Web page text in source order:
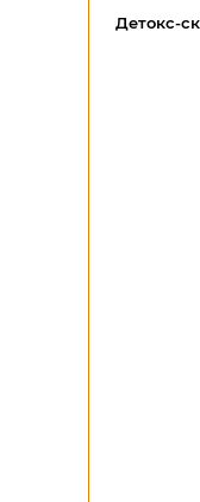
Детокс-